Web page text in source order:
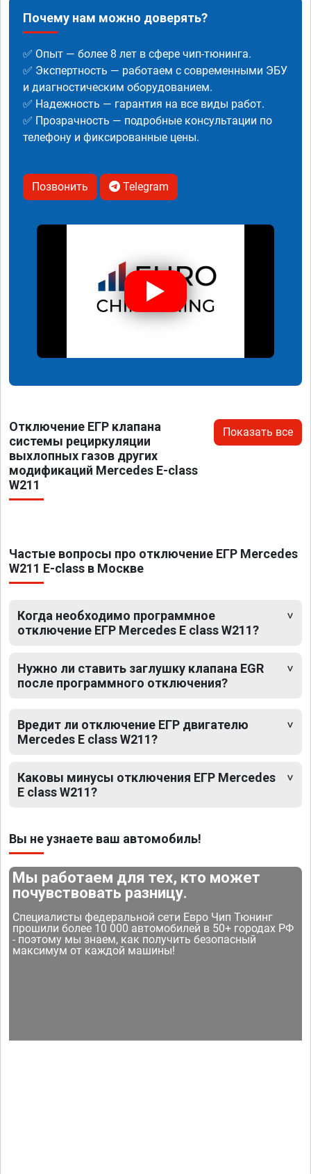
Почему нам можно доверять?
✅ Опыт — более 8 лет в сфере чип-тюнинга.
✅ Экспертность — работаем с современными ЭБУ
и диагностическим оборудованием.
✅ Надежность — гарантия на все виды работ.
✅ Прозрачность — подробные консультации по
телефону и фиксированные цены.
Позвонить Telegram
Отключение ЕГР клапана
системы рециркуляции
выхлопных газов других
модификаций Mercedes E-class
W211
Показать все
Частые вопросы про отключение ЕГР Mercedes
W211 E-class в Москве
Когда необходимо программное
отключение ЕГР Mercedes E class W211?
Нужно ли ставить заглушку клапана EGR
после программного отключения?
Вредит ли отключение ЕГР двигателю
Mercedes E class W211?
Каковы минусы отключения ЕГР Mercedes
E class W211?
Вы не узнаете ваш автомобиль!
Мы работаем для тех, кто может
почувствовать разницу.
Специалисты федеральной сети Евро Чип Тюнинг
прошили более 10 000 автомобилей в 50+ городах РФ
- поэтому мы знаем, как получить безопасный
максимум от каждой машины!